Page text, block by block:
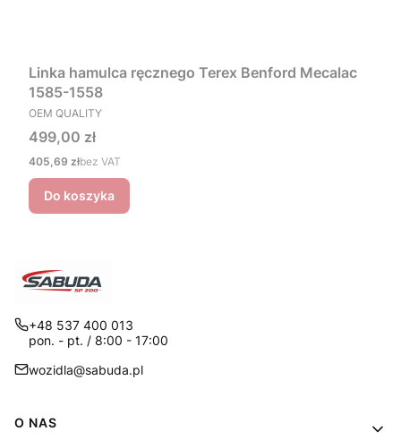
Linka hamulca ręcznego Terex Benford Mecalac
1585-1558
PRODUCENT
OEM QUALITY
Cena
499,00 zł
Cena
405,69 złbez VAT
Do koszyka
+48 537 400 013
pon. - pt. / 8:00 - 17:00
wozidla@sabuda.pl
Linki w stopce
O NAS